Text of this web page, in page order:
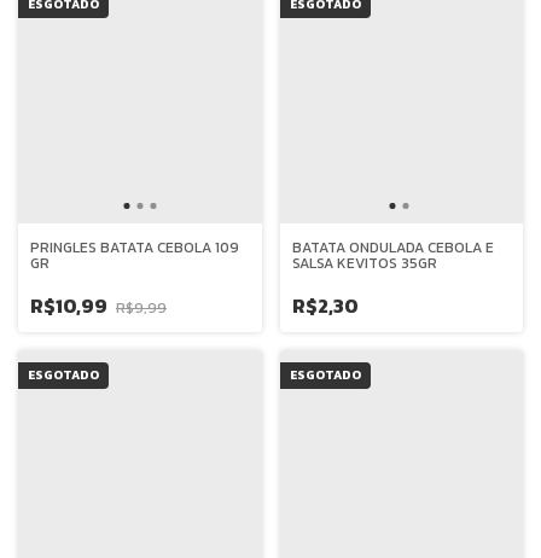
ESGOTADO
PRINGLES BATATA CEBOLA 109
GR
R$10,99 R$9,99
ESGOTADO
BATATA ONDULADA CEBOLA E
SALSA KEVITOS 35GR
R$2,30
ESGOTADO ESGOTADO